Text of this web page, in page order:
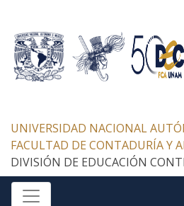
UNIVERSIDAD NACIONAL
FACULTAD DE CONTADURÍA Y
DIVISIÓN DE EDUCACIÓN